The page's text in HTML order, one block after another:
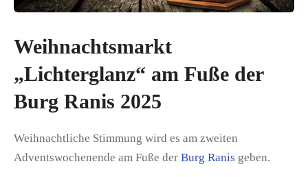
Weihnachtsmarkt
„Lichterglanz“ am Fuße der
Burg Ranis 2025
Weihnachtliche Stimmung wird es am zweiten
Adventswochenende am Fuße der Burg Ranis geben.